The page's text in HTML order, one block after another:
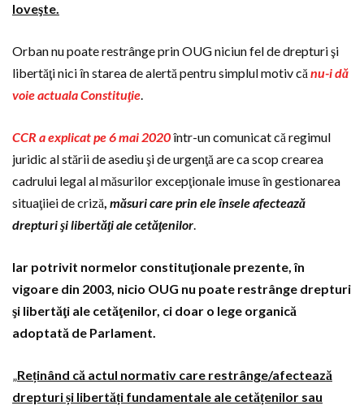
loveşte.
Orban nu poate restrânge prin OUG niciun fel de drepturi şi
libertăţi nici în starea de alertă pentru simplul motiv că nu-i dă
voie actuala Constituţie.
CCR a explicat pe 6 mai 2020într-un comunicat că regimul
juridic al stării de asediu şi de urgenţă are ca scop crearea
cadrului legal al măsurilor excepţionale imuse în gestionarea
situaţiiei de criză, măsuri care prin ele însele afectează
drepturi şi libertăţi ale cetăţenilor.
Iar potrivit normelor constituţionale prezente, în
vigoare din 2003, nicio OUG nu poate restrânge drepturi
şi libertăţi ale cetăţenilor, ci doar o lege organică
adoptată de Parlament.
„Reținând că actul normativ care restrânge/afectează
drepturi și libertăți fundamentale ale cetățenilor sau